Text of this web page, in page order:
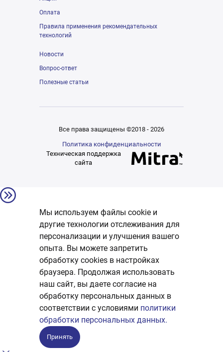
Оплата
Правила применения рекомендательных
технологий
Новости
Вопрос-ответ
Полезные статьи
Все права защищены ©2018 - 2026
Политика конфиденциальности
Техническая поддержка
сайта
Мы используем файлы cookie и
другие технологии отслеживания для
персонализации и улучшения вашего
опыта. Вы можете запретить
обработку сookies в настройках
браузера. Продолжая использовать
наш сайт, вы даете согласие на
обработку персональных данных в
соответствии с условиями политики
обработки персональных данных.
Принять